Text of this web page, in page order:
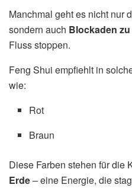
Manchmal geht es nicht nur
sondern auch Blockaden
Fluss stoppen.
Feng Shui empfiehlt in
wie:
Rot
Braun
Diese Farben stehen für die
Erde– eine Energie, die